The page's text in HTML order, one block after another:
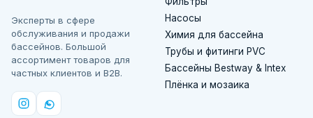
Эксперты в сфере
обслуживания и продажи
бассейнов. Большой
ассортимент товаров для
частных клиентов и B2B.
Насосы
Химия для бассейна
Трубы и фитинги PVC
Бассейны Bestway & Intex
Плёнка и мозаика